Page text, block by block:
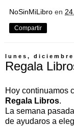
NoSinMiLibro en
Compartir
lunes, diciembre
Regala
Hoy continuamos
Regala Libros.
La semana
de ayudaros a